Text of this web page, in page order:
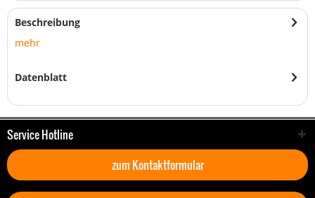
Beschreibung
mehr
Datenblatt
Service Hotline
zum Kontaktformular